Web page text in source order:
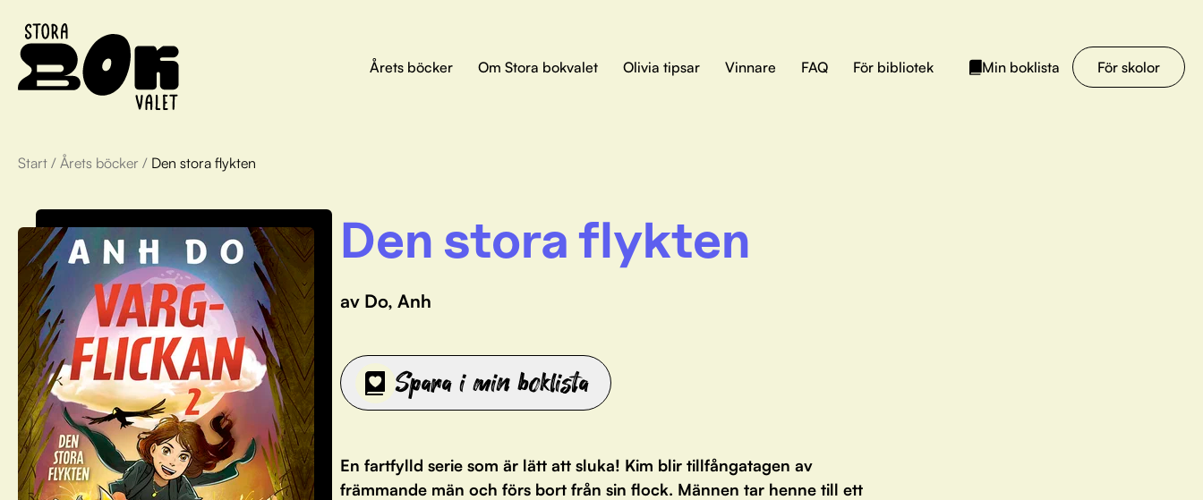
Årets böcker Om Stora bokvalet Olivia tipsar Vinnare FAQ För bibliotek Min boklista För skolor
Start / Årets böcker / Den stora flykten
Den stora flykten
av Do, Anh
Spara i min boklista
En fartfylld serie som är lätt att sluka! Kim blir tillfångatagen av
främmande män och förs bort från sin flock. Männen tar henne till ett